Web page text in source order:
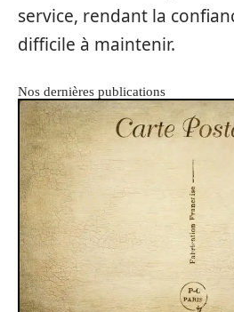
service, rendant la
difficile à maintenir.
Nos dernières publications